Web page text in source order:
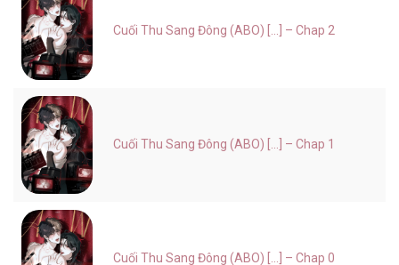
Cuối Thu Sang Đông (ABO) [...] – Chap 2
Cuối Thu Sang Đông (ABO) [...] – Chap 1
Cuối Thu Sang Đông (ABO) [...] – Chap 0